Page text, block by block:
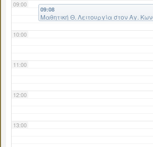
09:00
10:00
11:00
12:00
13:00
09:08
Μαθητική Θ. Λειτουργία στον Αγ.